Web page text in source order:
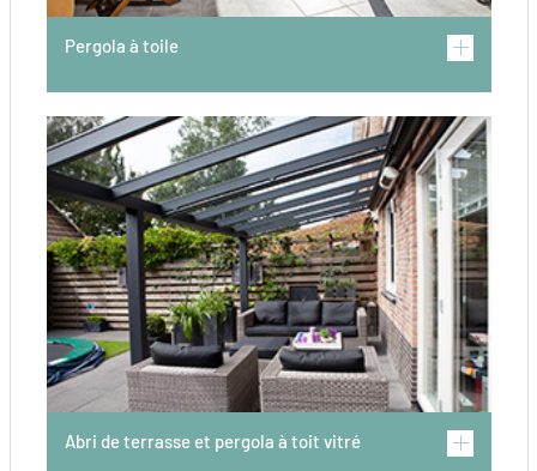
Pergola à toile
Abri de terrasse et pergola à toit vitré